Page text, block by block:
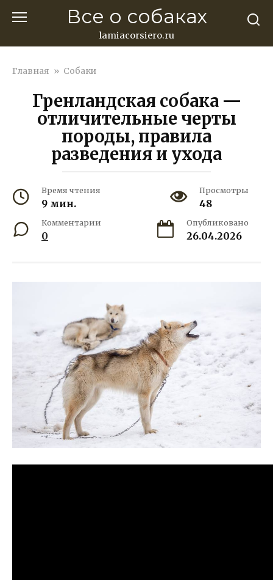
Все о собаках
lamiacorsiero.ru
Главная » Собаки
Гренландская собака —
отличительные черты
породы, правила
разведения и ухода
Время чтения
9 мин.
Просмотры
48
Комментарии
0
Опубликовано
26.04.2026